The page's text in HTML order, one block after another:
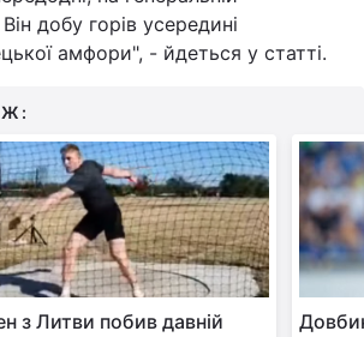
Думки
Вакансії
Він добу горів усередині
амфори", - йдеться у статті.
з Литви побив давній